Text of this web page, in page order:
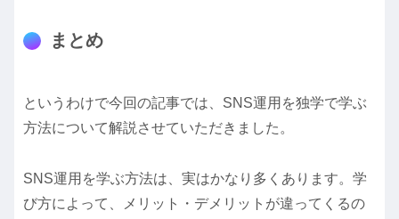
まとめ
というわけで今回の記事では、SNS運用を独学で学ぶ
方法について解説させていただきました。
SNS運用を学ぶ方法は、実はかなり多くあります。学
び方によって、メリット・デメリットが違ってくるの